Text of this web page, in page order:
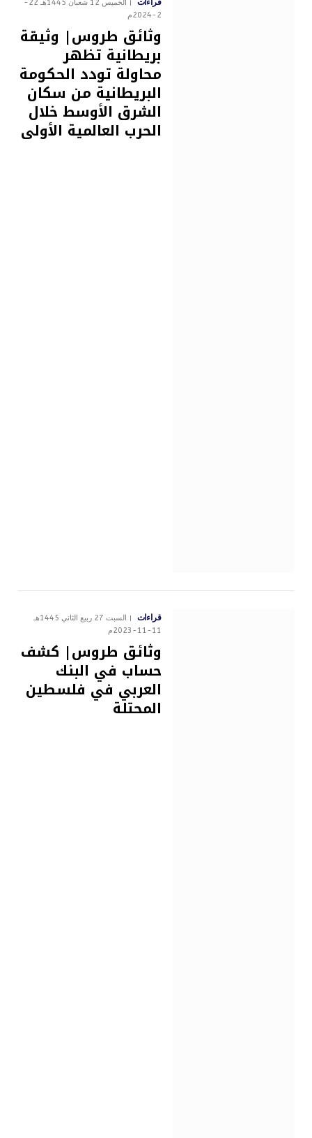
قراءات
الخميس 12 شعبان 1445هـ 22-
2-2024م
وثائق طروس| وثيقة
بريطانية تظهر
محاولة تودد الحكومة
البريطانية من سكان
الشرق الأوسط خلال
الحرب العالمية الأولى
قراءات
السبت 27 ربيع الثاني 1445هـ
11-11-2023م
وثائق طروس| كشف
حساب في البنك
العربي في فلسطين
المحتلة